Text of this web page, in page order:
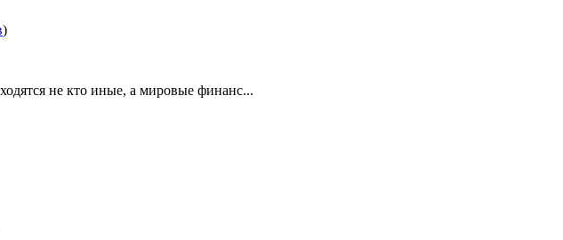
)
не кто иные, а мировые финанс...